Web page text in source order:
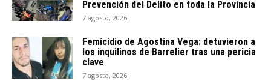
Prevención del Delito en toda la Provincia
7 agosto, 2026
Femicidio de Agostina Vega: detuvieron a
los inquilinos de Barrelier tras una pericia
clave
7 agosto, 2026